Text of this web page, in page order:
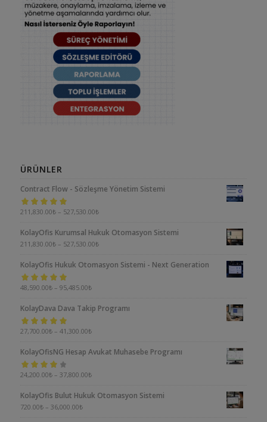
ÜRÜNLER
Contract Flow - Sözleşme Yönetim Sistemi
5 üzerinden
211,830.00₺ – 527,530.00₺
KolayOfis Kurumsal Hukuk Otomasyon Sistemi
211,830.00₺ – 527,530.00₺
KolayOfis Hukuk Otomasyon Sistemi - Next Generation
5 üzerinden
48,590.00₺ – 95,485.00₺
KolayDava Dava Takip Programı
5 üzerinden
27,700.00₺ – 41,300.00₺
KolayOfisNG Hesap Avukat Muhasebe Programı
5
4.00oy aldı
24,200.00₺ – 37,800.00₺
KolayOfis Bulut Hukuk Otomasyon Sistemi
720.00₺ – 36,000.00₺